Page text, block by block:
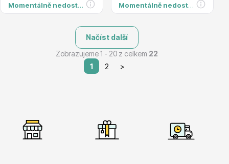
Momentálně nedostupné
Momentálně nedostupné
Načíst další
Zobrazujeme 1 - 20 z celkem 22
1
2 >